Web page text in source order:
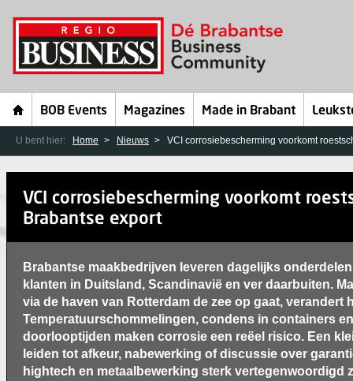
BOB Events Magazines Made in Brabant
U bent hier: Home Nieuws VCI corrosiebescherming voorkomt
VCI corrosiebescherming voorkomt
Brabantse export
Brabantse maakbedrijven leveren dagelijks
klanten in Duitsland, Scandinavië en ver daarbuiten.
via de haven van Rotterdam de zee op gaat, verandert
Temperatuurschommelingen, condens in containers
doorlooptijden maken corrosie een reëel risico. Een
leiden tot afkeur, nabewerking of discussie over
hightech en metaalbewerking sterk vertegenwoordigd